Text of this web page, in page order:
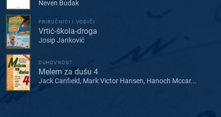
Neven Budak
PRIRUČNICI I VODIČI
Vrtić-škola-droga
Josip Janković
DUHOVNOST
Melem za dušu 4
Jack Canfield, Mark Victor Hansen, Hanoch Mccar...